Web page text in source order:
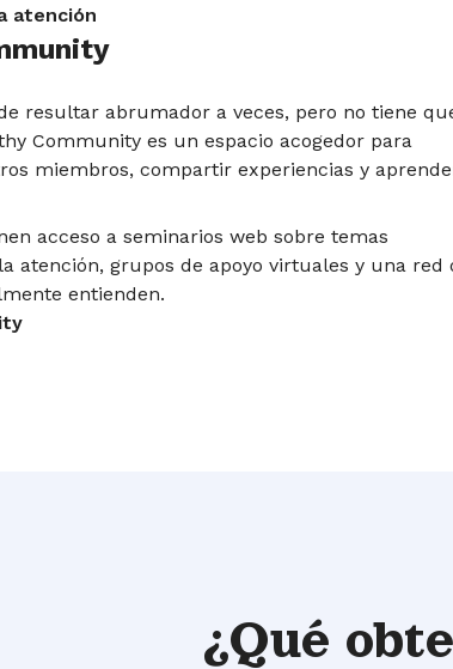
atención
resultar abrumador a veces, pero no tiene
Community es un espacio acogedor para
miembros, compartir experiencias y
acceso a seminarios web sobre temas
atención, grupos de apoyo virtuales y una red
entienden.
¿Qué